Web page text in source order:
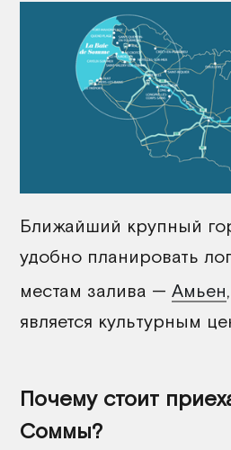
Ближайший крупный
удобно планировать
местам залива — Амьен
является культурным
Почему стоит
Соммы?